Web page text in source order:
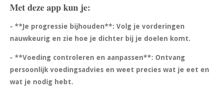
Met deze app kun je:
- **Je progressie bijhouden**: Volg je vorderingen
nauwkeurig en zie hoe je dichter bij je doelen komt.
- **Voeding controleren en aanpassen**: Ontvang
persoonlijk voedingsadvies en weet precies wat je eet en
wat je nodig hebt.